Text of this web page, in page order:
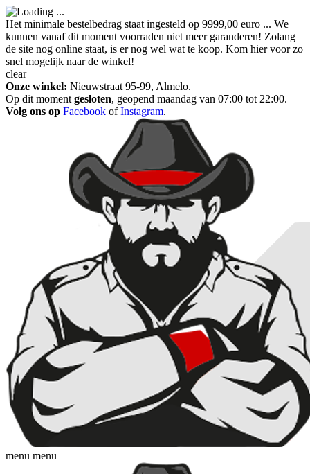
Het minimale bestelbedrag staat ingesteld op 9999,00 euro ... We
kunnen vanaf dit moment voorraden niet meer garanderen! Zolang
de site nog online staat, is er nog wel wat te koop. Kom hier voor zo
snel mogelijk naar de winkel!
clear
Onze winkel: Nieuwstraat 95-99, Almelo.
Op dit moment gesloten, geopend maandag van 07:00 tot 22:00.
Volg ons op Facebook ofInstagram.
menu menu